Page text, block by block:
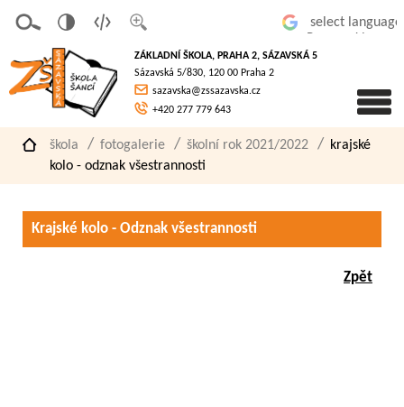
písmo
á
verze
pro
slaboz
raké
ZÁKLADNÍ ŠKOLA, PRAHA 2, SÁZAVSKÁ 5
Sázavská 5/830, 120 00 Praha 2
sazavska@zssazavska.cz
+420 277 779 643
škola fotogalerie školní rok 2021/2022
krajské
kolo - odznak všestrannosti
Krajské kolo - Odznak všestrannosti
Zpět